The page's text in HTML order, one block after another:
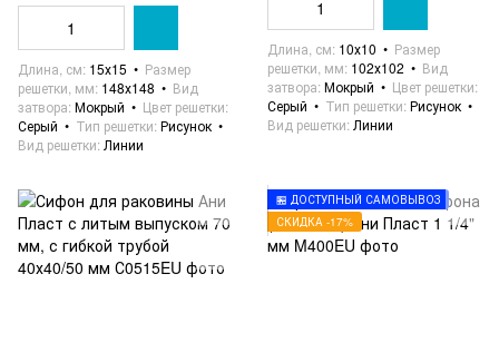
Длина, см 15х15
Размер
решетки, мм 148х148
Вид
затвора Мокрый
Цвет решетки
Серый
Тип решетки Рисунок
Вид решетки Линии
Длина, см 10х10
Размер
решетки, мм 102х102
Вид
затвора Мокрый
Цвет решетки
Серый
Тип решетки Рисунок
Вид решетки Линии
🏪 ДОСТУПНЫЙ САМОВЫВОЗ
СКИДКА -17%